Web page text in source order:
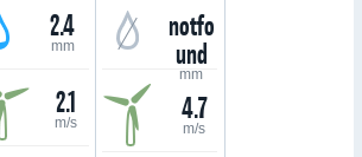
2.4
mm
2.1
m/s
notfo
und
mm
4.7
m/s